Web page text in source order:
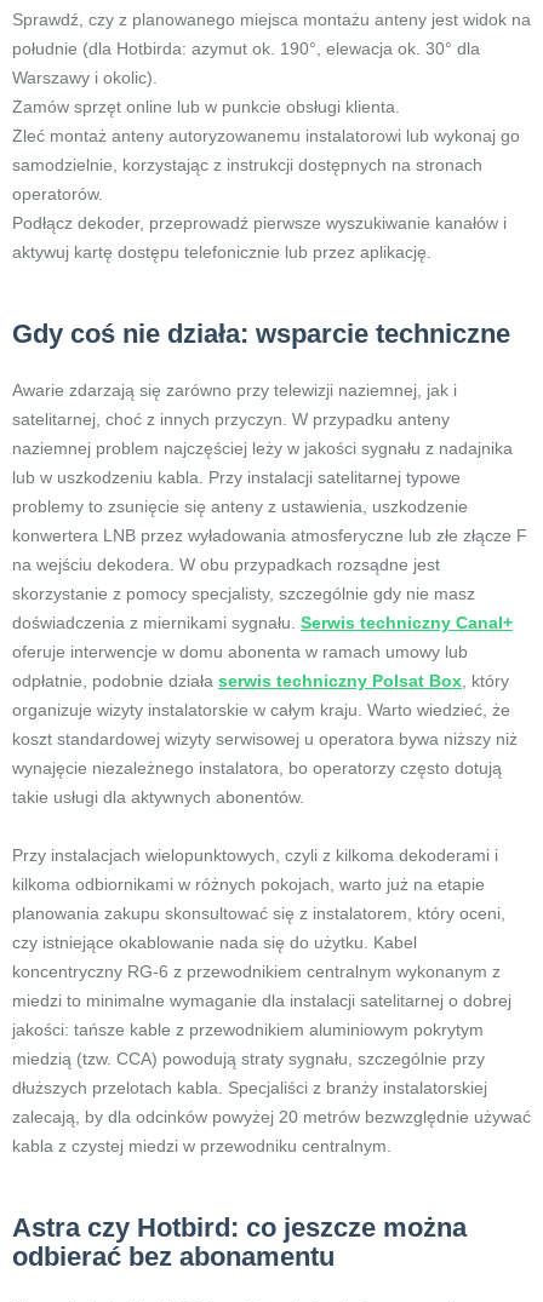
Sprawdź, czy z planowanego miejsca montażu anteny jest widok na
południe (dla Hotbirda: azymut ok. 190°, elewacja ok. 30° dla
Warszawy i okolic).
Zamów sprzęt online lub w punkcie obsługi klienta.
Zleć montaż anteny autoryzowanemu instalatorowi lub wykonaj go
samodzielnie, korzystając z instrukcji dostępnych na stronach
operatorów.
Podłącz dekoder, przeprowadź pierwsze wyszukiwanie kanałów i
aktywuj kartę dostępu telefonicznie lub przez aplikację.
Gdy coś nie działa: wsparcie techniczne
Awarie zdarzają się zarówno przy telewizji naziemnej, jak i
satelitarnej, choć z innych przyczyn. W przypadku anteny
naziemnej problem najczęściej leży w jakości sygnału z nadajnika
lub w uszkodzeniu kabla. Przy instalacji satelitarnej typowe
problemy to zsunięcie się anteny z ustawienia, uszkodzenie
konwertera LNB przez wyładowania atmosferyczne lub złe złącze F
na wejściu dekodera. W obu przypadkach rozsądne jest
skorzystanie z pomocy specjalisty, szczególnie gdy nie masz
doświadczenia z miernikami sygnału. Serwis techniczny Canal+
oferuje interwencje w domu abonenta w ramach umowy lub
odpłatnie, podobnie działa serwis techniczny Polsat Box , który
organizuje wizyty instalatorskie w całym kraju. Warto wiedzieć, że
koszt standardowej wizyty serwisowej u operatora bywa niższy niż
wynajęcie niezależnego instalatora, bo operatorzy często dotują
takie usługi dla aktywnych abonentów.
Przy instalacjach wielopunktowych, czyli z kilkoma dekoderami i
kilkoma odbiornikami w różnych pokojach, warto już na etapie
planowania zakupu skonsultować się z instalatorem, który oceni,
czy istniejące okablowanie nada się do użytku. Kabel
koncentryczny RG-6 z przewodnikiem centralnym wykonanym z
miedzi to minimalne wymaganie dla instalacji satelitarnej o dobrej
jakości: tańsze kable z przewodnikiem aluminiowym pokrytym
miedzią (tzw. CCA) powodują straty sygnału, szczególnie przy
dłuższych przelotach kabla. Specjaliści z branży instalatorskiej
zalecają, by dla odcinków powyżej 20 metrów bezwzględnie używać
kabla z czystej miedzi w przewodniku centralnym.
Astra czy Hotbird: co jeszcze można
odbierać bez abonamentu